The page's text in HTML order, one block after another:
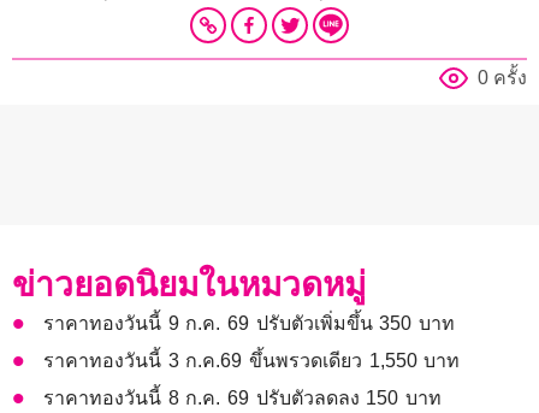
0 ครั้ง
ข่าวยอดนิยมในหมวดหมู่
ราคาทองวันนี้ 9 ก.ค. 69 ปรับตัวเพิ่มขึ้น 350 บาท
ราคาทองวันนี้ 3 ก.ค.69 ขึ้นพรวดเดียว 1,550 บาท
ราคาทองวันนี้ 8 ก.ค. 69 ปรับตัวลดลง 150 บาท